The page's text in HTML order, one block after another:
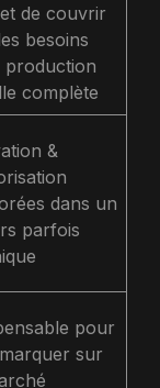
de couvrir
besoins
production
complète
&
dans un
parfois
pour
sur